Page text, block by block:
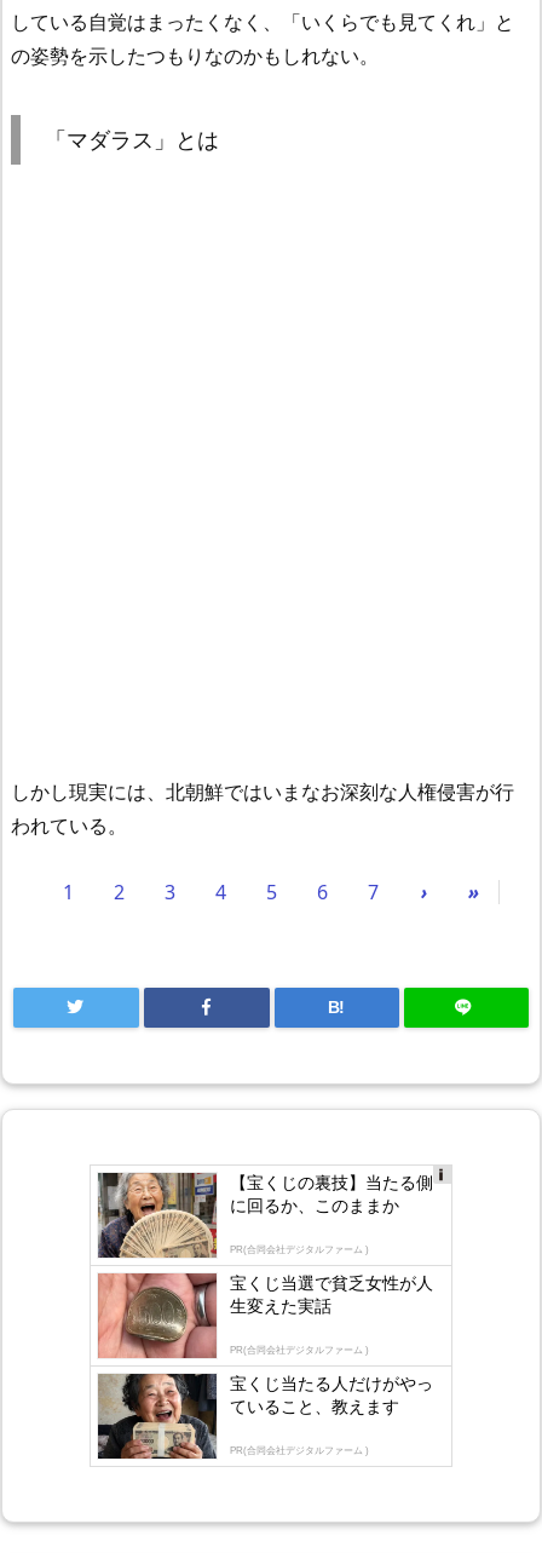
している自覚はまったくなく、「いくらでも見てくれ」と
の姿勢を示したつもりなのかもしれない。
「マダラス」とは
しかし現実には、北朝鮮ではいまなお深刻な人権侵害が行
われている。
1 2 3 4 5 6 7 › »
B!
gly
【宝くじの裏技】当たる側
に回るか、このままか
PR(合同会社デジタルファーム )
宝くじ当選で貧乏女性が人
生変えた実話
PR(合同会社デジタルファーム )
宝くじ当たる人だけがやっ
ていること、教えます
PR(合同会社デジタルファーム )